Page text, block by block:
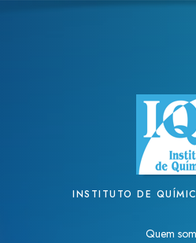
INSTITUTO DE
Quem